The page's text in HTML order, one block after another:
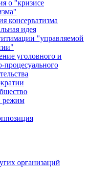
о "кризисе
консерватизма
идея
"управляемой
уголовного и
процесуального
режим
организаций